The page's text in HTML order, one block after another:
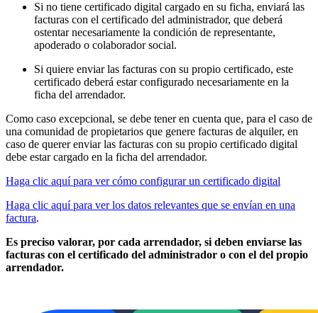
Si no tiene certificado digital cargado en su ficha, enviará las
facturas con el certificado del administrador, que deberá
ostentar necesariamente la condición de representante,
apoderado o colaborador social.
Si quiere enviar las facturas con su propio certificado, este
certificado deberá estar configurado necesariamente en la
ficha del arrendador.
Como caso excepcional, se debe tener en cuenta que, para el caso de
una comunidad de propietarios que genere facturas de alquiler, en
caso de querer enviar las facturas con su propio certificado digital
debe estar cargado en la ficha del arrendador.
Haga clic aquí para ver cómo configurar un certificado digital
Haga clic aquí para ver los datos relevantes que se envían en una
factura.
Es preciso valorar, por cada arrendador, si deben enviarse las
facturas con el certificado del administrador o con el del propio
arrendador.